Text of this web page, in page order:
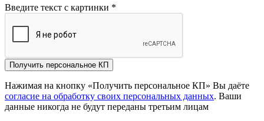
Введите текст с картинки *
Получить персональное КП
Нажимая на кнопку «Получить персональное КП» Вы даёте
согласие на обработку своих персональных данных. Ваши
данные никогда не будут переданы третьим лицам